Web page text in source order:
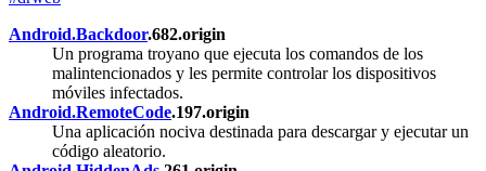
Android.Backdoor.682.origin
Un programa troyano que ejecuta los comandos de los
malintencionados y les permite controlar los dispositivos
móviles infectados.
Android.RemoteCode.197.origin
Una aplicación nociva destinada para descargar y ejecutar un
código aleatorio.